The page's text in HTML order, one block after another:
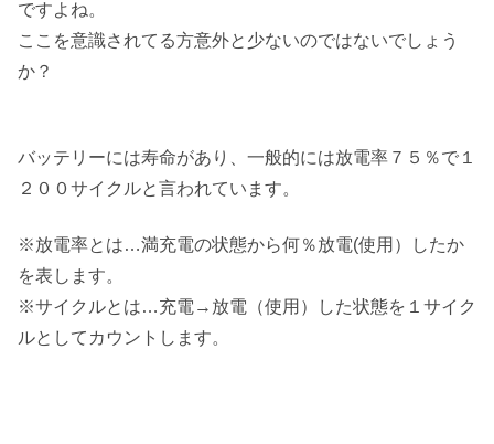
ですよね。
ここを意識されてる方意外と少ないのではないでしょう
か？
バッテリーには寿命があり、一般的には放電率７５％で１
２００サイクルと言われています。
※放電率とは…満充電の状態から何％放電(使用）したか
を表します。
※サイクルとは…充電→放電（使用）した状態を１サイク
ルとしてカウントします。